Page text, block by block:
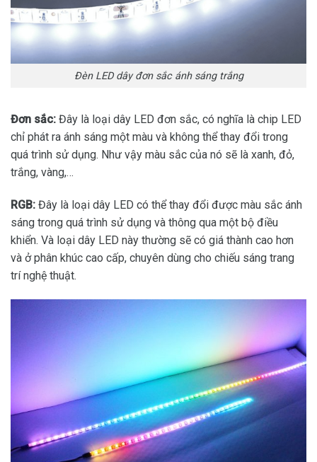
Đèn LED dây đơn sắc ánh sáng trắng
Đơn sắc: Đây là loại dây LED đơn sắc, có nghĩa là chip LED
chỉ phát ra ánh sáng một màu và không thể thay đổi trong
quá trình sử dụng. Như vậy màu sắc của nó sẽ là xanh, đỏ,
trắng, vàng,…
RGB: Đây là loại dây LED có thể thay đổi được màu sắc ánh
sáng trong quá trình sử dụng và thông qua một bộ điều
khiển. Và loại dây LED này thường sẽ có giá thành cao hơn
và ở phân khúc cao cấp, chuyên dùng cho chiếu sáng trang
trí nghệ thuật.